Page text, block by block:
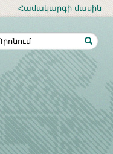
Համակարգի մասին